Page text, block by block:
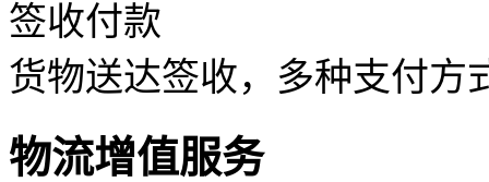
签收付款
货物送达签收，多种支付方
物流增值服务